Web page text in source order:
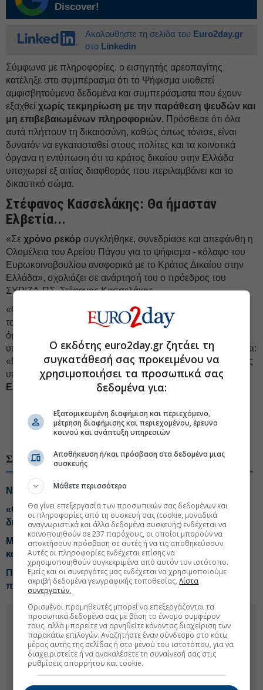
Discover!
Ακολουθήστε τη σελίδα του Euro2day.gr
στο Linkedin
Σύμφωνα με πληροφορίες, ο εισηγητής αρεοπαγίτης
κατέληξε στο συμπέρασμα ότι το Ψήφισμα υιοθετεί
αμφισβητούμενα δεδομένα και συμπεράσματα που έχουν
εξαχθεί χωρίς τεκμηρίωση με την παράθεση ψευδών και
μη επιβεβαιωμένων πληροφοριών. Πρόσθεσε ότι όλα
αυτά πλήττουν τη δικαιοσύνη, καθώς όπως τόνισε, είναι
δυνατόν να εγκατασταθεί στους πολίτες και τα κοινοτικά
όργανα η εντύπωση ότι το κράτος δικαίου στην Ελλάδα
υποχωρεί εξ αιτίας διαφθοράς που περιλαμβάνει και το
δικαστικό σώμα.
Στέφανος Κασσελάκης: Θα ήμασταν
Ελβετία...
«Σε χρόνο ρεκόρ συγκλήθηκε, συνεδρίασε και απεφάνθη η
Ολομέλεια του Αρείου Πάγου για το ψήφισμα - κόλαφο του
Ευρωκοινοβουλίου αναφορικά με το Κράτος Δικαίου στην
Ελλάδα», σχολιάζει σε ανάρτησή του ο πρόεδρος του
ΣΥΡΙΖΑ-ΠΣ, Στέφανος Κασσελάκης.
«Οι ανώτατοι δικαστές εξέφρασαν την εκτίμηση (ανησυχία;)
τους ‘να μην εγκατασταθεί στους πολίτες και στα κοινοτικά
όργανα η εντύπωση ότι το Κράτος Δικαίου στην Ελλάδα
υποχωρεί εξαιτίας της διαφθοράς'», σημειώνει και καταλήγει:
«Μακάρι η Δικαιοσύνη να λειτουργούσε τόσο άμεσα και στις
υποθέσεις συμπολιτών μας που χρονίζουν. Θα ήμασταν
Ελβετία
#Αρειος Πάγος #Δικαιοσύνη
#Ευρωπαϊκό Κοινοβούλιο
ΣΧΕΤΙΚΑ ΘΕΜΑΤΑ
Νέα απόπειρα Τραμπ για απόλυση της Λίζα Κουκ
«Οχι» από Αρειο Πάγο στην ανάσυρση της
δικογραφίας για τις υποκλοπές
Marfin: Προθεσμία για να απολογηθεί έλαβε η 46χρονη
κατηγορούμενη
Προφυλακίστηκε ο δήμαρχος Στυλίδας για την
πυρκαγιά στη Δυτική Αττική
Ο εκδότης euro2day.gr ζητάει τη
συγκατάθεσή σας προκειμένου να
χρησιμοποιήσει τα προσωπικά σας
δεδομένα για:
Εξατομικευμένη διαφήμιση και περιεχόμενο,
μέτρηση διαφήμισης και περιεχομένου, έρευνα
κοινού και ανάπτυξη υπηρεσιών
Αποθήκευση ή/και πρόσβαση στα δεδομένα μιας
συσκευής
Μάθετε περισσότερα
Θα γίνει επεξεργασία των προσωπικών σας δεδομένων και
οι πληροφορίες από τη συσκευή σας (cookie, μοναδικά
αναγνωριστικά και άλλα δεδομένα συσκευής) ενδέχεται να
κοινοποιηθούν σε 237 παρόχους, οι οποίοι μπορούν να
αποκτήσουν πρόσβαση σε αυτές ή να τις αποθηκεύσουν.
Αυτές οι πληροφορίες ενδέχεται επίσης να
χρησιμοποιηθούν συγκεκριμένα από αυτόν τον ιστότοπο.
Εμείς και οι συνεργάτες μας ενδέχεται να χρησιμοποιούμε
ακριβή δεδομένα γεωγραφικής τοποθεσίας.Λίστα
συνεργατών.
Ορισμένοι προμηθευτές μπορεί να επεξεργάζονται τα
προσωπικά δεδομένα σας με βάση το έννομο συμφέρον
τους, αλλά μπορείτε να αρνηθείτε κάνοντας διαχείριση των
παρακάτω επιλογών. Αναζητήστε έναν σύνδεσμο στο κάτω
μέρος αυτής της σελίδας ή στο μενού του ιστοτόπου, για να
διαχειριστείτε ή να ανακαλέσετε τη συναίνεσή σας στις
ρυθμίσεις απορρήτου και cookie.